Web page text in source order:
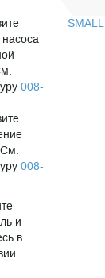
008-
008-
и
в
SMALL